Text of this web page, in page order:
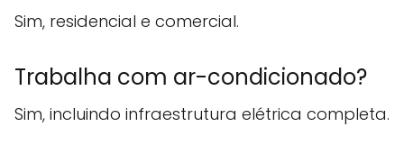
Sim, residencial e comercial.
Trabalha com ar-condicionado?
Sim, incluindo infraestrutura elétrica completa.